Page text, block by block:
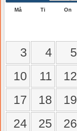
Må Ti On
3
4 5
10
11 12
17
18 19
24
25 26